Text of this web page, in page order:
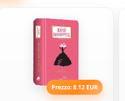
Prezzo: 8.12 EUR